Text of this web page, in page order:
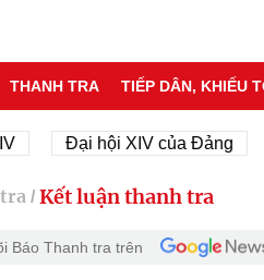
THANH TRA TIẾP DÂN, KHIẾU
Đại hội XIV của Đảng
/ Kết luận thanh tra
Báo Thanh tra trên